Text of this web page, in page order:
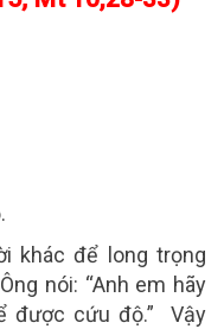
khác để long trọng
nói: “Anh em hãy
được cứu độ.” Vậy